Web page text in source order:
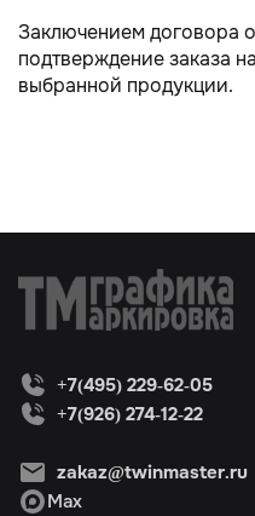
Заключением договора
подтверждение заказа
выбранной продукции.
+7(495) 229-62-05
+7(926) 274-12-22
zakaz@twinmaster.ru
Max